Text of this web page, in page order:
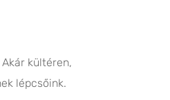
kültéren,
lépcsőink.